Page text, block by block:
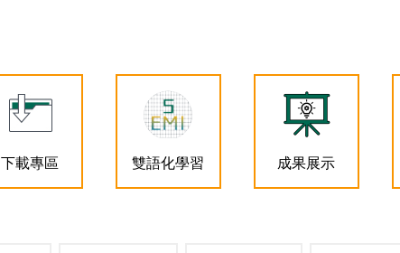
下載專區 雙語化學習 成果展示